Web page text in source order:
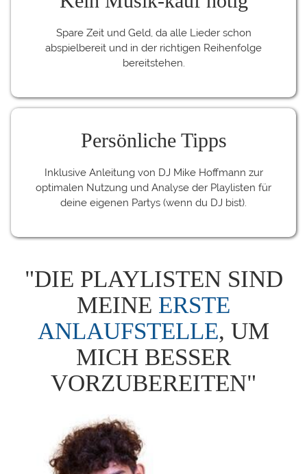
Spare Zeit und Geld, da alle Lieder schon
abspielbereit und in der richtigen Reihenfolge
bereitstehen.
Persönliche Tipps
Inklusive Anleitung von DJ Mike Hoffmann zur
optimalen Nutzung und Analyse der Playlisten für
deine eigenen Partys (wenn du DJ bist).
"DIE PLAYLISTEN SIND
MEINE ERSTE
ANLAUFSTELLE, UM
MICH BESSER
VORZUBEREITEN"